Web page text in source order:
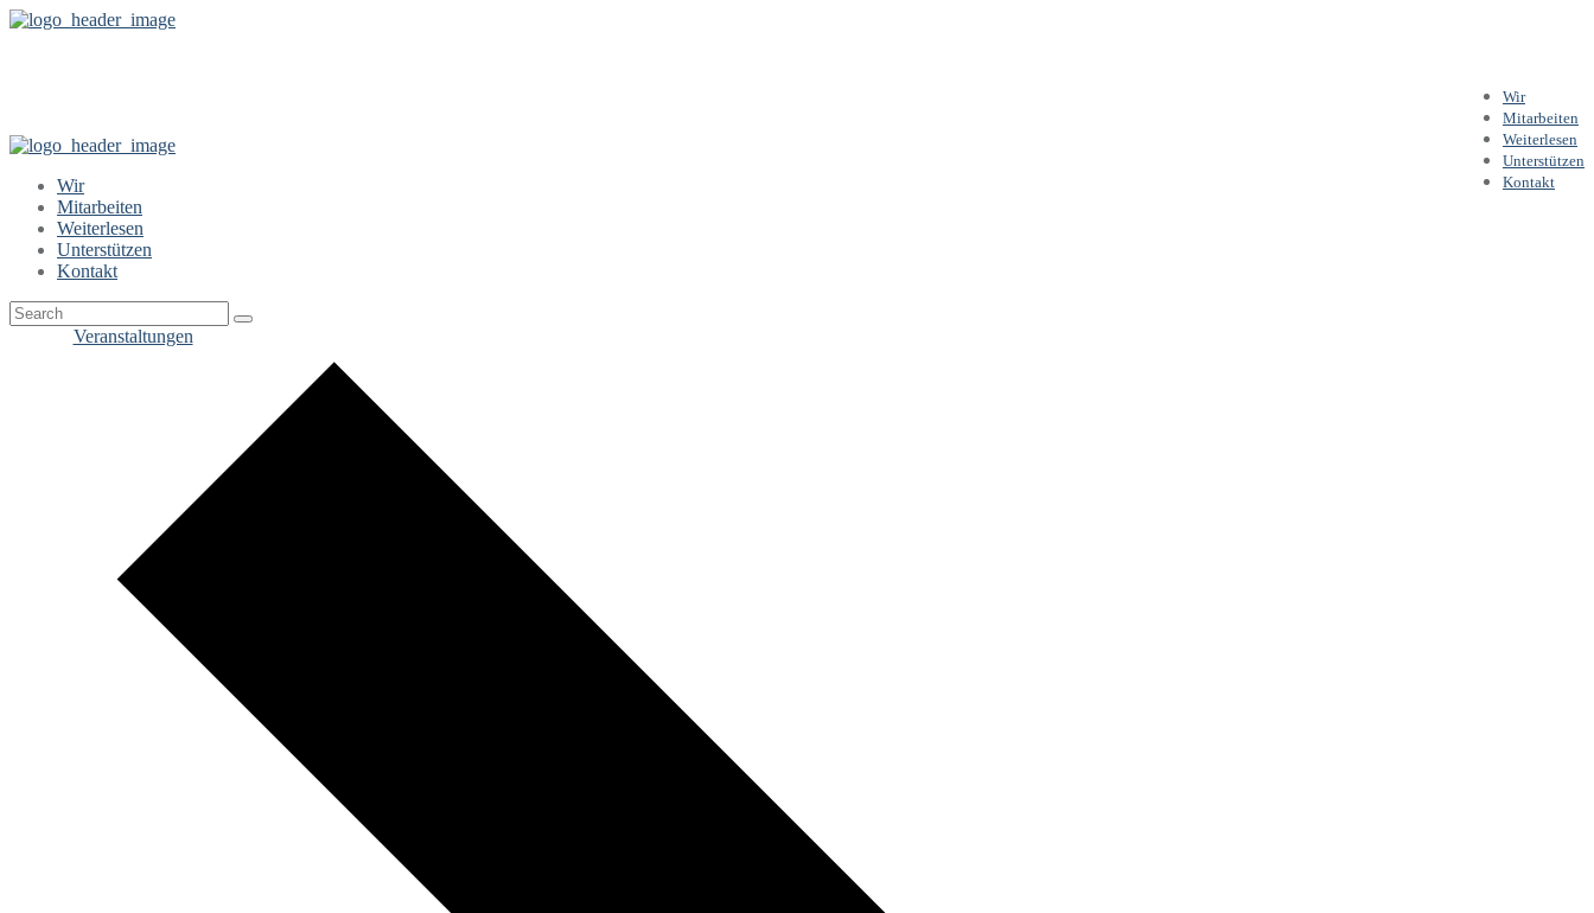
Wir
Mitarbeiten
Weiterlesen
Unterstützen
Kontakt
Wir
Mitarbeiten
Weiterlesen
Unterstützen
Kontakt
Veranstaltungen